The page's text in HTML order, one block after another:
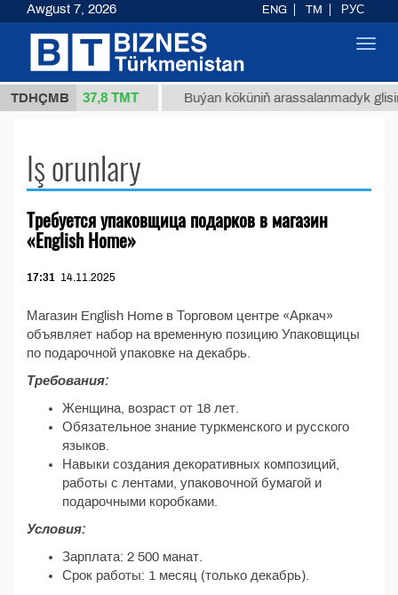
TDHÇMB
34/1 (kg.) 37,8 ТМТ Buýan köküniň arassalanmadyk
Iş orunlary
Требуется упаковщица подарков в магазин
«English Home»
17:31 14.11.2025
Магазин English Home в Торговом центре «Аркач»
объявляет набор на временную позицию Упаковщицы
по подарочной упаковке на декабрь.
Требования:
Женщина, возраст от 18 лет.
Обязательное знание туркменского и русского
языков.
Навыки создания декоративных композиций,
работы с лентами, упаковочной бумагой и
подарочными коробками.
Условия:
Зарплата: 2 500 манат.
Срок работы: 1 месяц (только декабрь).
Awgust 7, 2026 ENG TM РУС